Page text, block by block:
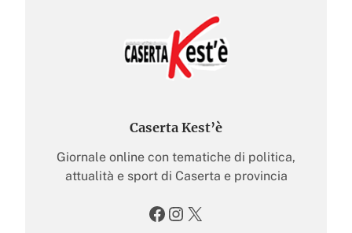
Caserta Kest’è
Giornale online con tematiche di politica,
attualità e sport di Caserta e provincia
Facebook Instagram X